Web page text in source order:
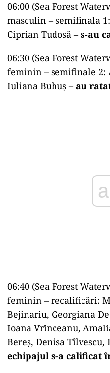
06:00 (Sea Forest
masculin – semifinala
Ciprian Tudosă – s-au
06:30 (Sea Forest
feminin – semifinale 2:
Iuliana Buhuş – au
06:40 (Sea Forest
feminin – recalificări:
Bejinariu, Georgiana
Ioana Vrînceanu,
Bereş, Denisa Tîlvescu,
echipajul s-a calificat